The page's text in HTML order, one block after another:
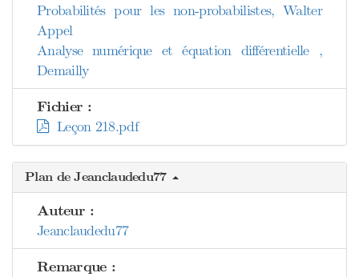
Probabilités pour les non-probabilistes, Walter
Appel
Analyse numérique et équation différentielle ,
Demailly
Fichier :
Leçon 218.pdf
Plan de Jeanclaudedu77
Auteur :
Jeanclaudedu77
Remarque :